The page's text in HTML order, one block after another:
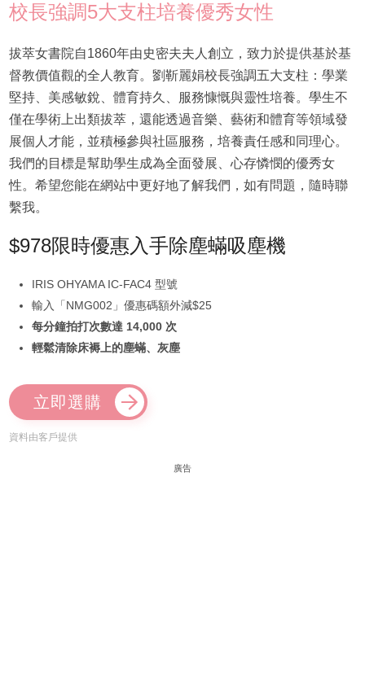
校長強調5大支柱培養優秀女性
拔萃女書院自1860年由史密夫夫人創立，致力於提供基於基
督教價值觀的全人教育。劉靳麗娟校長強調五大支柱：學業
堅持、美感敏銳、體育持久、服務慷慨與靈性培養。學生不
僅在學術上出類拔萃，還能透過音樂、藝術和體育等領域發
展個人才能，並積極參與社區服務，培養責任感和同理心。
我們的目標是幫助學生成為全面發展、心存憐憫的優秀女
性。希望您能在網站中更好地了解我們，如有問題，隨時聯
繫我。
$978限時優惠入手除塵蟎吸塵機
IRIS OHYAMA IC-FAC4 型號
輸入「NMG002」優惠碼額外減$25
每分鐘拍打次數達 14,000 次
輕鬆清除床褥上的塵蟎、灰塵
立即選購
資料由客戶提供
廣告